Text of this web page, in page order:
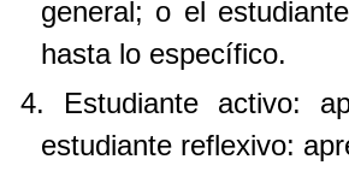
general; o el
hasta lo específico.
4. Estudiante activo:
estudiante reflexivo: